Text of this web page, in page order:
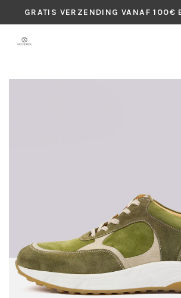
GRATIS VERZENDING VANAF 100€